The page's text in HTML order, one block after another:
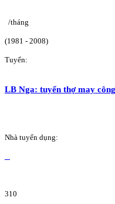
/tháng
(1981 - 2008)
Tuyển:
LB Nga: tuyển thợ may
Nhà tuyển dụng:
310